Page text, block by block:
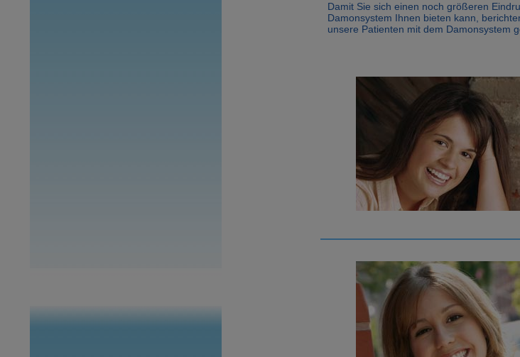
Damit Sie sich einen noch größeren
Damonsystem Ihnen bieten kann,
unsere Patienten mit dem Damonsystem